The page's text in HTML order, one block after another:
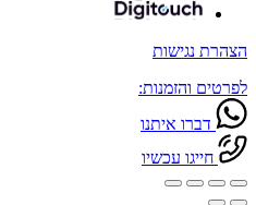
נגישות
והזמנות:
דברו איתנו
חייגו עכשיו